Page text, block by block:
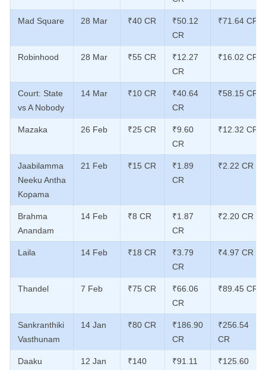
Mad Square 28 Mar ₹40 CR
₹50.12
CR
₹71.64 CR
Robinhood 28 Mar ₹55 CR
₹12.27
CR
₹16.02 CR
Court: State
vs A Nobody
14 Mar ₹10 CR
₹40.64
CR
₹58.15 CR
Mazaka 26 Feb ₹25 CR
₹9.60
CR
₹12.32 CR
Jaabilamma
Neeku Antha
Kopama
21 Feb ₹15 CR
₹1.89
CR
₹2.22 CR
Brahma
Anandam
14 Feb ₹8 CR
₹1.87
CR
₹2.20 CR
Laila 14 Feb ₹18 CR
₹3.79
CR
₹4.97 CR
Thandel 7 Feb ₹75 CR
₹66.06
CR
₹89.45 CR
Sankranthiki
Vasthunam
14 Jan ₹80 CR
₹186.90
CR
₹256.54
CR
Daaku
12 Jan
₹140
₹91.11
₹125.60